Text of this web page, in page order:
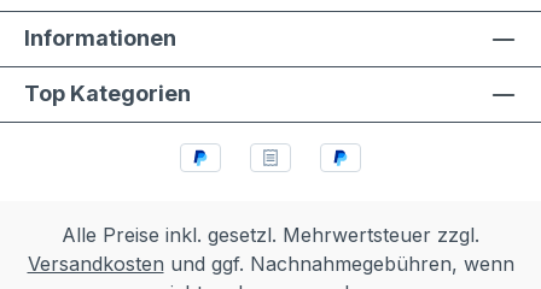
Informationen
Top Kategorien
Alle Preise inkl. gesetzl. Mehrwertsteuer zzgl.
Versandkosten und ggf. Nachnahmegebühren, wenn